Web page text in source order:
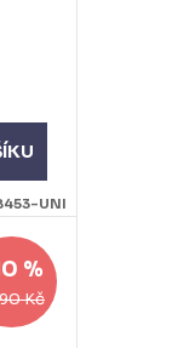
UNI
Kč
%